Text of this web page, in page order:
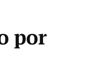
por